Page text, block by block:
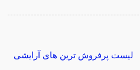
لیست پرفروش ترین های آرایشی